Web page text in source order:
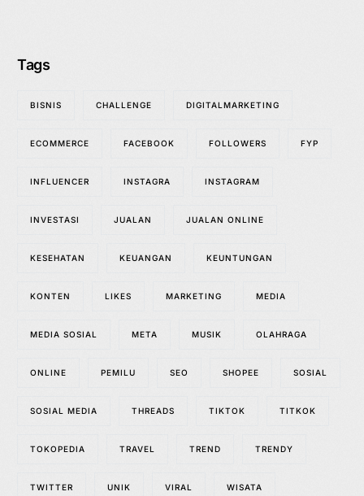
Tags
BISNIS CHALLENGE DIGITALMARKETING
ECOMMERCE FACEBOOK FOLLOWERS FYP
INFLUENCER INSTAGRA INSTAGRAM
INVESTASI JUALAN JUALAN ONLINE
KESEHATAN KEUANGAN KEUNTUNGAN
KONTEN LIKES MARKETING MEDIA
MEDIA SOSIAL META MUSIK OLAHRAGA
ONLINE PEMILU SEO SHOPEE SOSIAL
SOSIAL MEDIA THREADS TIKTOK TITKOK
TOKOPEDIA TRAVEL TREND TRENDY
TWITTER UNIK VIRAL WISATA